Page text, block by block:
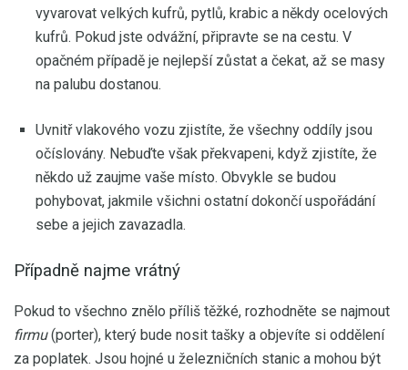
vyvarovat velkých kufrů, pytlů, krabic a někdy ocelových
kufrů. Pokud jste odvážní, připravte se na cestu. V
opačném případě je nejlepší zůstat a čekat, až se masy
na palubu dostanou.
Uvnitř vlakového vozu zjistíte, že všechny oddíly jsou
očíslovány. Nebuďte však překvapeni, když zjistíte, že
někdo už zaujme vaše místo. Obvykle se budou
pohybovat, jakmile všichni ostatní dokončí uspořádání
sebe a jejich zavazadla.
Případně najme vrátný
Pokud to všechno znělo příliš těžké, rozhodněte se najmout
firmu(porter), který bude nosit tašky a objevíte si oddělení
za poplatek. Jsou hojné u železničních stanic a mohou být